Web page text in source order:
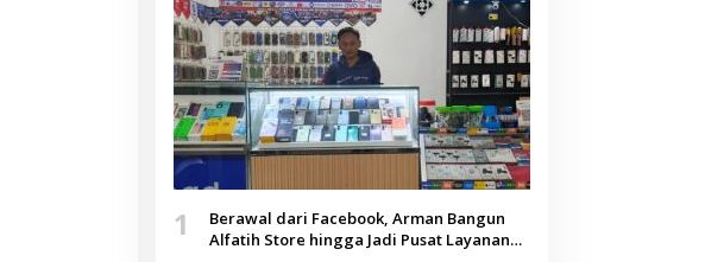
1
Berawal dari Facebook, Arman Bangun
Alfatih Store hingga Jadi Pusat Layanan